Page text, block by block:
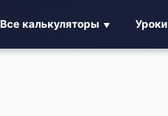
Все калькуляторы Уроки